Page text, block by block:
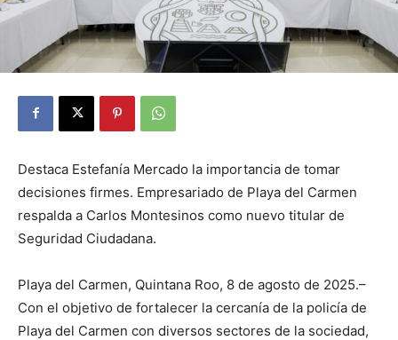
Destaca Estefanía Mercado la importancia de tomar
decisiones firmes. Empresariado de Playa del Carmen
respalda a Carlos Montesinos como nuevo titular de
Seguridad Ciudadana.
Playa del Carmen, Quintana Roo, 8 de agosto de 2025.–
Con el objetivo de fortalecer la cercanía de la policía de
Playa del Carmen con diversos sectores de la sociedad,